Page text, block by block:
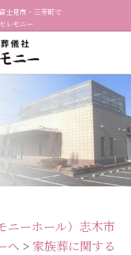
士見市・三芳町で
レモニー
ニーホール）志木市
へ > 家族葬に関する